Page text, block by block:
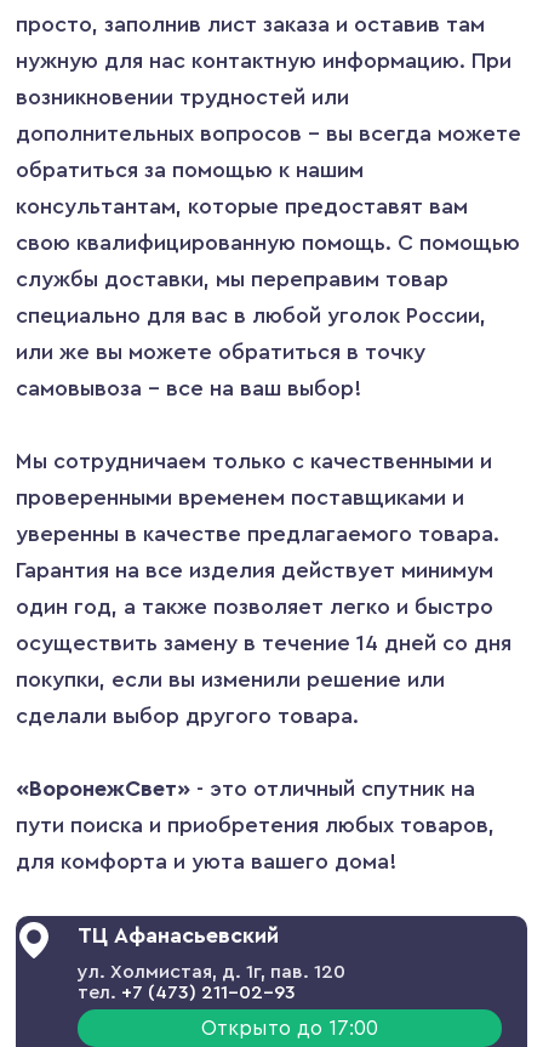
просто, заполнив лист заказа и оставив там
нужную для нас контактную информацию. При
возникновении трудностей или
дополнительных вопросов – вы всегда можете
обратиться за помощью к нашим
консультантам, которые предоставят вам
свою квалифицированную помощь. С помощью
службы доставки, мы переправим товар
специально для вас в любой уголок России,
или же вы можете обратиться в точку
самовывоза – все на ваш выбор!
Мы сотрудничаем только с качественными и
проверенными временем поставщиками и
уверенны в качестве предлагаемого товара.
Гарантия на все изделия действует минимум
один год, а также позволяет легко и быстро
осуществить замену в течение 14 дней со дня
покупки, если вы изменили решение или
сделали выбор другого товара.
«ВоронежCвет» - это отличный спутник на
пути поиска и приобретения любых товаров,
для комфорта и уюта вашего дома!
ТЦ Афанасьевский
ул. Холмистая, д. 1г, пав. 120
тел. +7 (473) 211-02-93
Открыто до 17:00